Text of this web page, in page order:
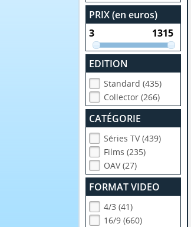
PRIX (en euros)
EDITION
Standard (435)
Collector (266)
CATÉGORIE
Séries TV (439)
Films (235)
OAV (27)
FORMAT VIDEO
4/3 (41)
16/9 (660)